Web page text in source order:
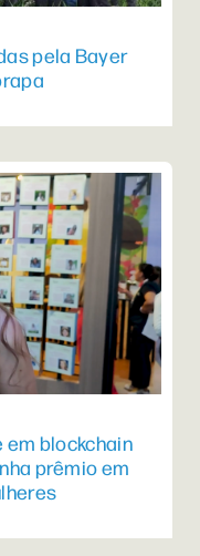
pela Bayer
blockchain
prêmio em